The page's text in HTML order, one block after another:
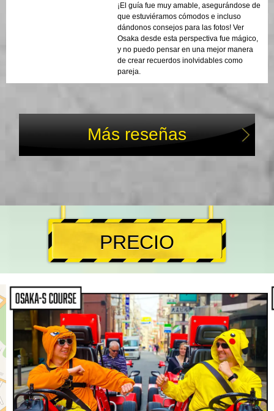
¡El guía fue muy amable, asegurándose de
que estuviéramos cómodos e incluso
dándonos consejos para las fotos! Ver
Osaka desde esta perspectiva fue mágico,
y no puedo pensar en una mejor manera
de crear recuerdos inolvidables como
pareja.
Más reseñas
PRECIO